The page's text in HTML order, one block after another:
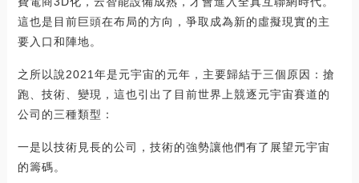
這也是目前巨頭在布局的方向，爭取成為新的虛擬現實的主
要入口和陣地。
之所以說2021年是元宇宙的元年，主要歸結于三個原因：搶
跑、技術、變現，這也引出了目前世界上競逐元宇宙賽道的
公司的三種類型：
一是以技術見長的公司，技術的強勢讓他們有了展望元宇宙
的籌碼。